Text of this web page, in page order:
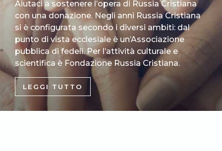
Aiutaci a sostenere l’opera di Russia Cristiana
con una donazione. Negli anni Russia Cristiana
si è configurata secondo i diversi ambiti: dal
punto di vista ecclesiale è un’Associazione
pubblica di fedeli. Per l’attività culturale e
scientifica è Fondazione Russia Cristiana.
LEGGI TUTTO